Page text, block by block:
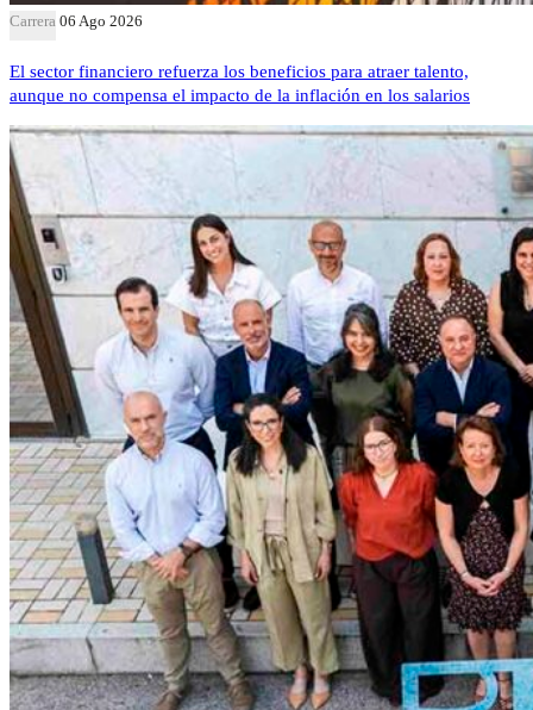
Carrera 06 Ago 2026
El sector financiero refuerza los beneficios para atraer talento,
aunque no compensa el impacto de la inflación en los salarios